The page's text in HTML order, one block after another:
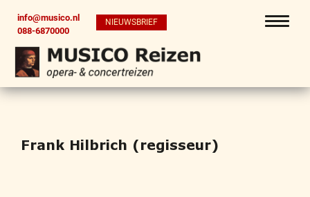
info@musico.nl
088-6870000
NIEUWSBRIEF
Frank Hilbrich (regisseur)